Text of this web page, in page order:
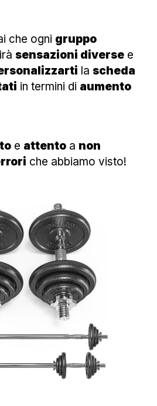
che ogni gruppo
sensazioni diverse e
la scheda
in termini di aumento
e attento a non
che abbiamo visto!